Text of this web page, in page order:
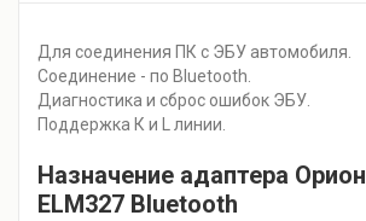
Для соединения ПК с ЭБУ автомобиля.
Соединение - по Bluetooth.
Диагностика и сброс ошибок ЭБУ.
Поддержка К и L линии.
Назначение адаптера Орион
ELM327 Bluetooth